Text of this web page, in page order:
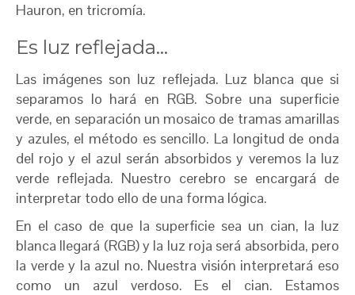
Hauron, en tricromía.
Es luz reflejada…
Las imágenes son luz reflejada. Luz blanca que si
separamos lo hará en RGB. Sobre una superficie
verde, en separación un mosaico de tramas amarillas
y azules, el método es sencillo. La longitud de onda
del rojo y el azul serán absorbidos y veremos la luz
verde reflejada. Nuestro cerebro se encargará de
interpretar todo ello de una forma lógica.
En el caso de que la superficie sea un cian, la luz
blanca llegará (RGB) y la luz roja será absorbida, pero
la verde y la azul no. Nuestra visión interpretará eso
como un azul verdoso. Es el cian. Estamos